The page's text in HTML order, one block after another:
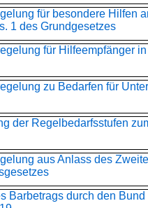
für besondere Hilfen
1 des Grundgesetzes
für Hilfeempfänger in
zu Bedarfen für
der Regelbedarfsstufen
aus Anlass des
Barbetrags durch den Bund